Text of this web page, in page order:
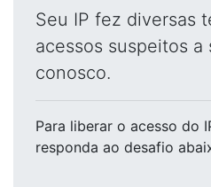
Seu IP fez diversas
acessos suspeitos a
conosco.
Para liberar o acesso do
responda ao desafio